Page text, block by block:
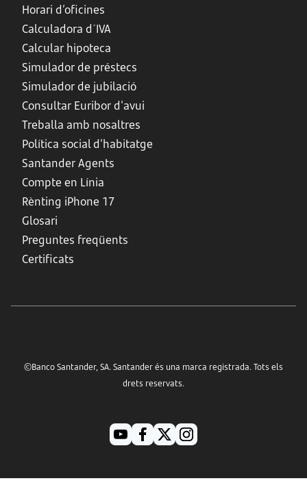
Horari d’oficines
Calculadora d´IVA
Calcular hipoteca
Simulador de préstecs
Simulador de jubilació
Consultar Euribor d'avui
Treballa amb nosaltres
Política social d’habitatge
Santander Agents
Compte en Línia
Rènting iPhone 17
Glosari
Preguntes freqüents
Certificats
©Banco Santander, SA. Santander és una marca registrada. Tots els
drets reservats.